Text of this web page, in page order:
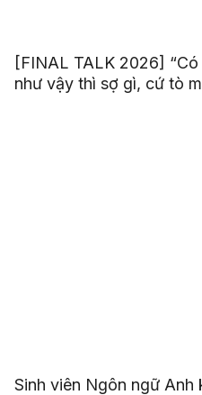
[FINAL TALK 2026]
như vậy thì sợ gì, cứ tò
Sinh viên Ngôn ngữ